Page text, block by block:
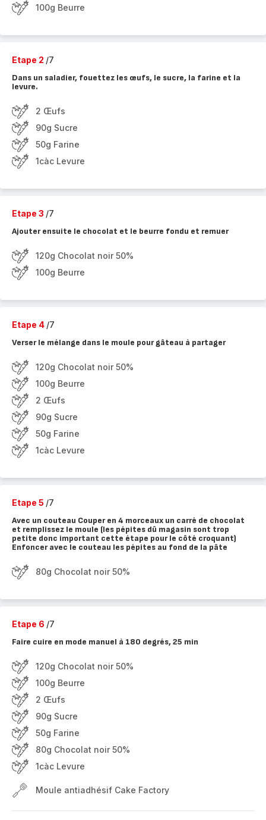
100g Beurre
Etape 2 /7
Dans un saladier, fouettez les œufs, le sucre, la farine et la
levure.
2 Œufs
90g Sucre
50g Farine
1càc Levure
Etape 3 /7
Ajouter ensuite le chocolat et le beurre fondu et remuer
120g Chocolat noir 50%
100g Beurre
Etape 4 /7
Verser le mélange dans le moule pour gâteau à partager
120g Chocolat noir 50%
100g Beurre
2 Œufs
90g Sucre
50g Farine
1càc Levure
Etape 5 /7
Avec un couteau Couper en 4 morceaux un carré de chocolat
et remplissez le moule (les pépites dû magasin sont trop
petite donc important cette étape pour le côté croquant)
Enfoncer avec le couteau les pépites au fond de la pâte
80g Chocolat noir 50%
Etape 6 /7
Faire cuire en mode manuel à 180 degrés, 25 min
120g Chocolat noir 50%
100g Beurre
2 Œufs
90g Sucre
50g Farine
80g Chocolat noir 50%
1càc Levure
Moule antiadhésif Cake Factory